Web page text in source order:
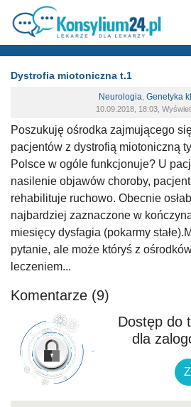
Dystrofia miotoniczna t.1
Neurologia, Genetyka
10.09.2018, 18:03,
Poszukuję ośrodka zajmującego
pacjentów z dystrofią miotoniczną
Polsce w ogóle funkcjonuje? U
nasilenie objawów choroby,
rehabilituje ruchowo. Obecnie
najbardziej zaznaczone w
miesięcy dysfagia (pokarmy
pytanie, ale może któryś z
leczeniem...
Komentarze (9)
Dostęp do
dla